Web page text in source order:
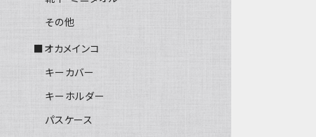
その他
■オカメインコ
キーカバー
キーホルダー
パスケース